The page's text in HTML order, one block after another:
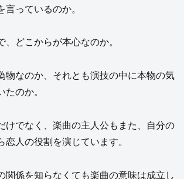
言っているのか。
、どこからが本心なのか。
物なのか、それとも演技の中に本物の気
たのか。
けでなく、楽曲の主人公もまた、自分の
恋人の役割を演じています。
関係を知らなくても楽曲の意味は成立し